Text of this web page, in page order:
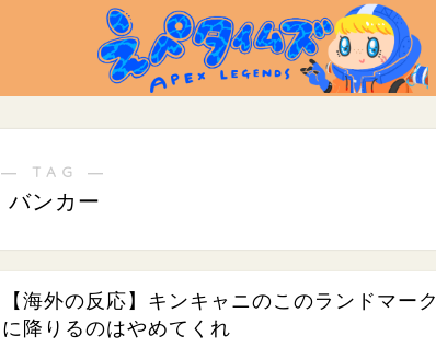
― TAG ―
バンカー
【海外の反応】キンキャニのこのランドマーク
に降りるのはやめてくれ